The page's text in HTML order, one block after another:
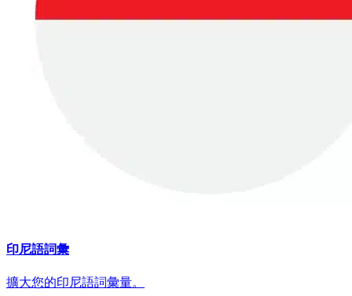
印尼語詞彙
擴大您的印尼語詞彙量。